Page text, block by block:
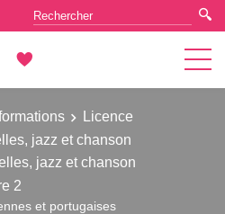
Licence
jazz et chanson
jazz et chanson
2
et portugaises